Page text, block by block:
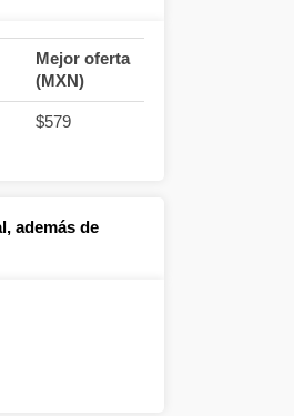
Mejor oferta
(MXN)
$579
además de